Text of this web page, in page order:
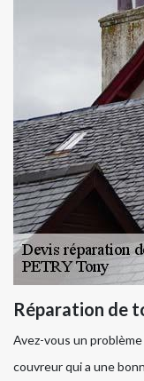
Réparation de
Avez-vous un
couvreur qui a une